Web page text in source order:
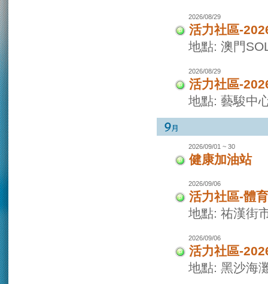
2026/08/29
活力社區-
地點: 澳門
2026/08/29
活力社區-
地點: 藝駿中
2026/09/01 ~ 30
健康加油站
2026/09/06
活力社區-體
地點: 祐漢街
2026/09/06
活力社區-
地點: 黑沙海